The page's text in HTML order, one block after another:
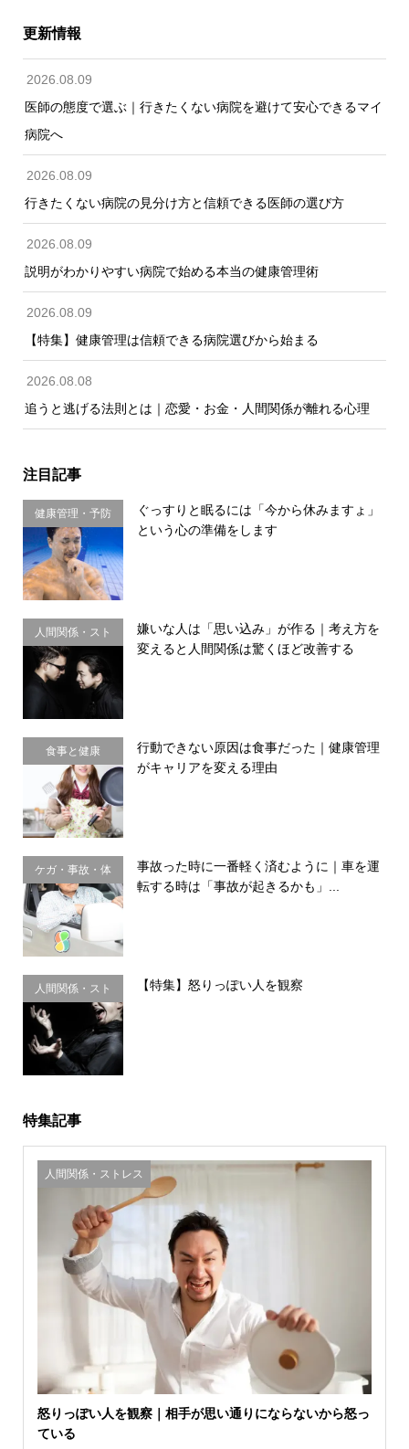
更新情報
2026.08.09
医師の態度で選ぶ｜行きたくない病院を避けて安心できるマイ
病院へ
2026.08.09
行きたくない病院の見分け方と信頼できる医師の選び方
2026.08.09
説明がわかりやすい病院で始める本当の健康管理術
2026.08.09
【特集】健康管理は信頼できる病院選びから始まる
2026.08.08
追うと逃げる法則とは｜恋愛・お金・人間関係が離れる心理
注目記事
健康管理・予防
習慣
ぐっすりと眠るには「今から休みますょ」
という心の準備をします
人間関係・スト
レス
嫌いな人は「思い込み」が作る｜考え方を
変えると人間関係は驚くほど改善する
食事と健康
行動できない原因は食事だった｜健康管理
がキャリアを変える理由
ケガ・事故・体
のサイン
事故った時に一番軽く済むように｜車を運
転する時は「事故が起きるかも」...
人間関係・スト 【特集】怒りっぽい人を観察
特集記事
人間関係・ストレス
怒りっぽい人を観察｜相手が思い通りにならないから怒っ
ている